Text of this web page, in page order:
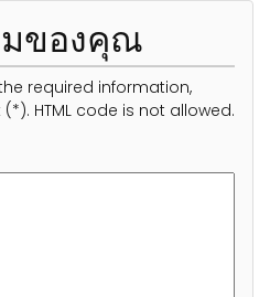
มของคุณ
required information,
HTML code is not allowed.